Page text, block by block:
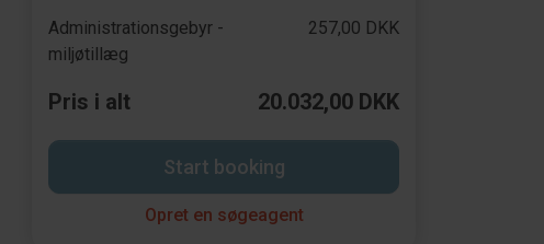
Administrationsgebyr -
miljøtillæg
257,00 DKK
Pris i alt 20.032,00 DKK
Start booking
Opret en søgeagent